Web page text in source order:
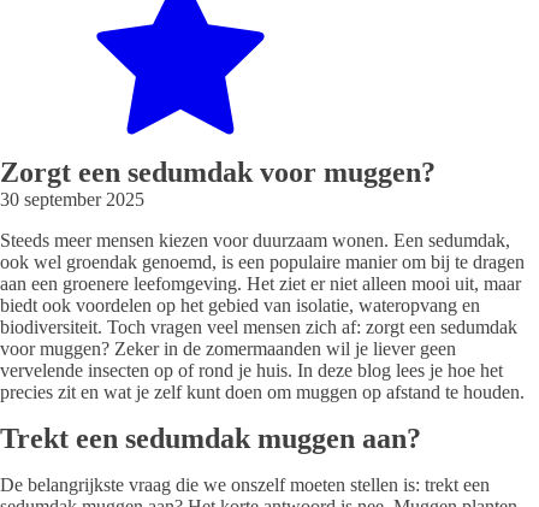
Zorgt een sedumdak voor muggen?
30 september 2025
Steeds meer mensen kiezen voor duurzaam wonen. Een sedumdak,
ook wel groendak genoemd, is een populaire manier om bij te dragen
aan een groenere leefomgeving. Het ziet er niet alleen mooi uit, maar
biedt ook voordelen op het gebied van isolatie, wateropvang en
biodiversiteit. Toch vragen veel mensen zich af: zorgt een sedumdak
voor muggen? Zeker in de zomermaanden wil je liever geen
vervelende insecten op of rond je huis. In deze blog lees je hoe het
precies zit en wat je zelf kunt doen om muggen op afstand te houden.
Trekt een sedumdak muggen aan?
De belangrijkste vraag die we onszelf moeten stellen is: trekt een